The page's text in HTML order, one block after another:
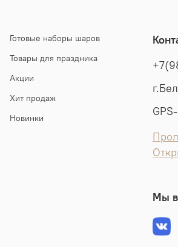
Готовые наборы шаров
Товары для праздника
Акции
Хит продаж
Новинки
Мы в